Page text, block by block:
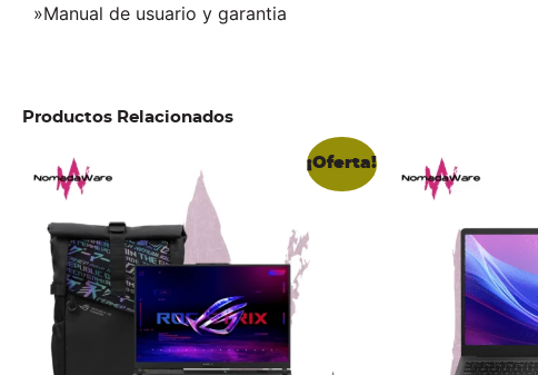
»Manual de usuario y garantia
Productos Relacionados
¡Oferta!